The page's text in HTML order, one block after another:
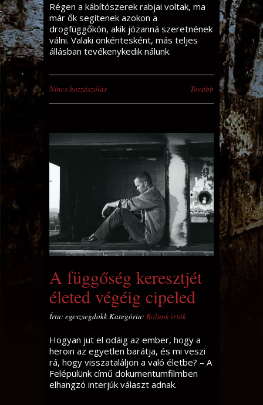
Régen a kábítószerek rabjai voltak, ma
már ők segítenek azokon a
drogfüggőkön, akik józanná szeretnének
válni. Valaki önkéntesként, más teljes
állásban tevékenykedik nálunk.
Nincs hozzászólás Tovább
A függőség keresztjét
életed végéig cipeled
Írta: egeszsegdokk Kategória:Rólunk írták
Hogyan jut el odáig az ember, hogy a
heroin az egyetlen barátja, és mi veszi
rá, hogy visszataláljon a való életbe? – A
Felépülünk című dokumentumfilmben
elhangzó interjúk választ adnak.